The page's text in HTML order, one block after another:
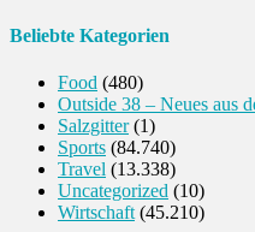
Beliebte Kategorien
Food (480)
Outside 38 – Neues aus
Salzgitter(1)
Sports (84.740)
Travel (13.338)
Uncategorized (10)
Wirtschaft (45.210)